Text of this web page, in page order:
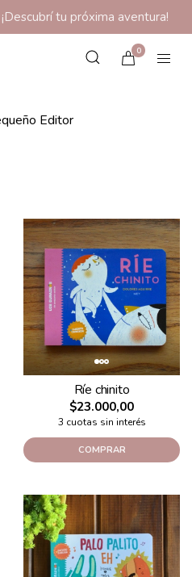
tu próxima aventura!
0
Editor
Ríe chinito
$23.000,00
3 cuotas sin interés
COMPRAR